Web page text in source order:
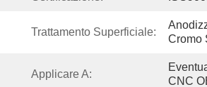
Trattamento Superficiale:
Cromo
Applicare A:
CNC